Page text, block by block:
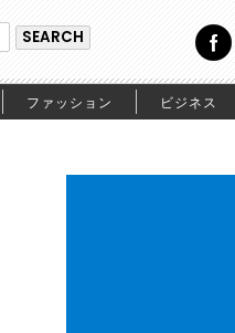
ファッション ビジネス